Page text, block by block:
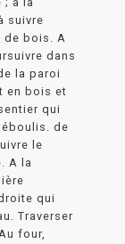
suivre
de bois. A
dans
la paroi
en bois et
qui
de
le
A la
qui
Traverser
four,